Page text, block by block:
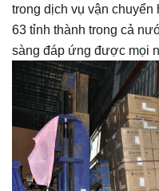
trong dịch vụ vận chuyển
63 tỉnh thành trong cả
sàng đáp ứng được mọi